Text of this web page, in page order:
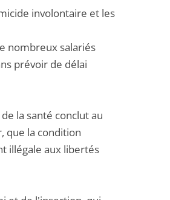
involontaire et les
nombreux salariés
prévoir de délai
la santé conclut au
que la condition
illégale aux libertés